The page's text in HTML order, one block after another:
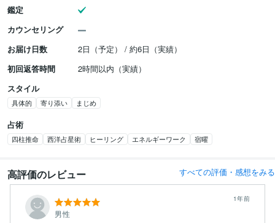
鑑定
カウンセリング
お届け日数
2日（予定） / 約6日（実績）
初回返答時間
2時間以内（実績）
スタイル
具体的 寄り添い まじめ
占術
四柱推命 西洋占星術 ヒーリング エネルギーワーク 宿曜
高評価のレビュー すべての評価・感想をみる
男性
1年前